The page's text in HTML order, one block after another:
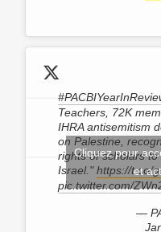
Teachers, 72K
IHRA antisemitism
on Palestine,
rights of scholars
Israel."https://t.co/
pic.twitter.com/
—
Cliquez pour
et